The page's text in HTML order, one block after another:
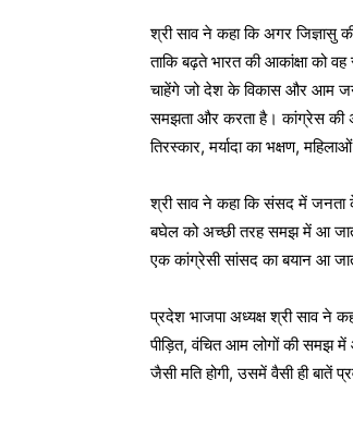
श्री साव ने कहा कि अगर
ताकि बढ़ते भारत की आकांक्षा को
चाहेंगे जो देश के विकास और आम
समझता और करता है। कांग्रेस की
तिरस्कार, मर्यादा का भक्षण,
श्री साव ने कहा कि संसद में जनता
बघेल को अच्छी तरह समझ में आ
एक कांग्रेसी सांसद का बयान आ
प्रदेश भाजपा अध्यक्ष श्री साव ने
पीड़ित, वंचित आम लोगों की समझ
जैसी मति होगी, उसमें वैसी ही बातें